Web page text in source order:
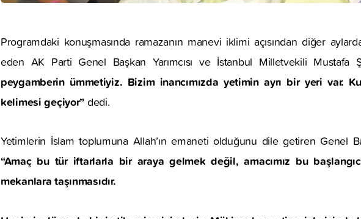
Programdaki konuşmasında ramazanın manevi iklimi açısından diğer
eden AK Parti Genel Başkan Yarımcısı ve İstanbul Milletvekili Mustafa
peygamberin ümmetiyiz. Bizim inancımızda yetimin ayrı bir yeri var.
kelimesi geçiyor” dedi.
Yetimlerin İslam toplumuna Allah’ın emaneti olduğunu dile getiren Genel
“Amaç bu tür iftarlarla bir araya gelmek değil, amacımız bu
mekanlara taşınmasıdır.